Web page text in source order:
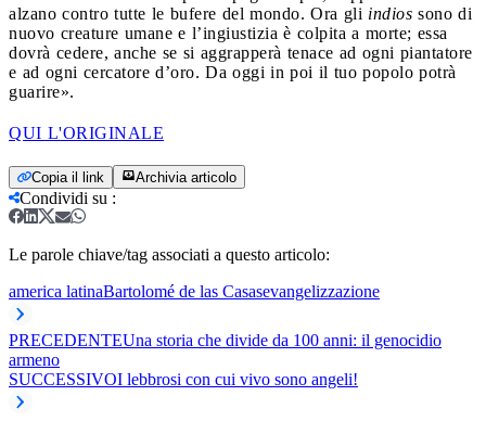
alzano contro tutte le bufere del mondo. Ora gli indios sono di
nuovo creature umane e l’ingiustizia è colpita a morte; essa
dovrà cedere, anche se si aggrapperà tenace ad ogni piantatore
e ad ogni cercatore d’oro. Da oggi in poi il tuo popolo potrà
guarire».
QUI L'ORIGINALE
Copia il link Archivia articolo
Condividi su :
Le parole chiave/tag associati a questo articolo:
america latinaBartolomé de las Casasevangelizzazione
PRECEDENTEUna storia che divide da 100 anni: il genocidio
armeno
SUCCESSIVOI lebbrosi con cui vivo sono angeli!